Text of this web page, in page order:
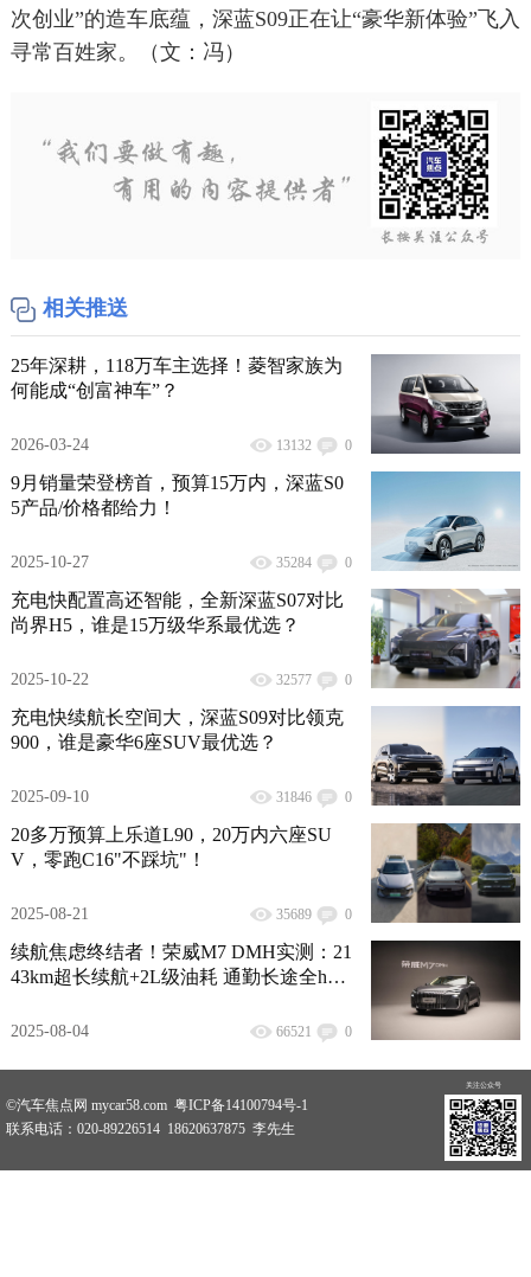
次创业”的造车底蕴，深蓝S09正在让“豪华新体验”飞入
寻常百姓家。（文：冯）
相关推送
25年深耕，118万车主选择！菱智家族为
何能成“创富神车”？
2026-03-24 13132 0
9月销量荣登榜首，预算15万内，深蓝S0
5产品/价格都给力！
2025-10-27 35284 0
充电快配置高还智能，全新深蓝S07对比
尚界H5，谁是15万级华系最优选？
2025-10-22 32577 0
充电快续航长空间大，深蓝S09对比领克
900，谁是豪华6座SUV最优选？
2025-09-10 31846 0
20多万预算上乐道L90，20万内六座SU
V，零跑C16"不踩坑"！
2025-08-21 35689 0
续航焦虑终结者！荣威M7 DMH实测：21
43km超长续航+2L级油耗 通勤长途全hold
2025-08-04 66521 0
©汽车焦点网 mycar58.com 粤ICP备14100794号-1
联系电话：020-89226514 18620637875 李先生
关注公众号